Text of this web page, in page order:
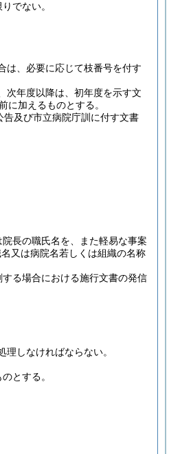
でない。
は、必要に応じて枝番号を付す
次年度以降は、初年度を示す文
に加えるものとする。
及び市立病院庁訓に付す文書
長の職氏名を、また軽易な事案
又は病院名若しくは組織の名称
る場合における施行文書の発信
しなければならない。
とする。